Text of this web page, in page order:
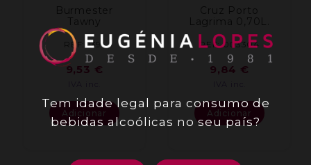
Burmester
Tawny
REF: 1391
9,53 €
Adicionar
Cruz Porto
Lagrima 0,70L.
REF: 003304
9,84 €
Adicionar
Tem idade legal para consumo de
bebidas alcoólicas no seu país?